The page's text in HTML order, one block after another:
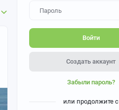
Войти
Создать аккаунт
Забыли пароль?
или продолжите с